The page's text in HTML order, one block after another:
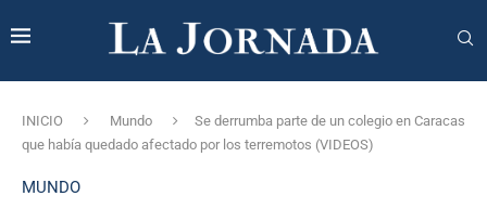
INICIO Mundo
Se derrumba parte de un colegio en Caracas
que había quedado afectado por los terremotos (VIDEOS)
MUNDO